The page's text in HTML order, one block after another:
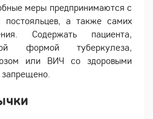
меры предпринимаются с
а также самих
Содержать пациента,
формой туберкулеза,
или ВИЧ со здоровыми